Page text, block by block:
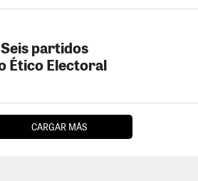
partidos
Ético Electoral
CARGAR MÁS